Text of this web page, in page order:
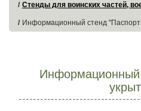
Стенды для воинских частей,
Информационный стенд "Паспорт
Информационный